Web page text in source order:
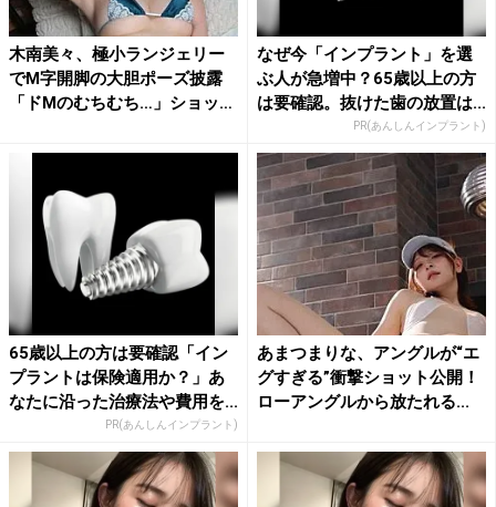
木南美々、極小ランジェリー
でM字開脚の大胆ポーズ披露
「ドMのむちむち…」ショッ
なぜ今「インプラント」を選
ぶ人が急増中？65歳以上の方
は要確認。抜けた歯の放置は...
PR(あんしんインプラント)
65歳以上の方は要確認「イン
プラントは保険適用か？」あ
なたに沿った治療法や費用を...
PR(あんしんインプラント)
あまつまりな、アングルが“エ
グすぎる”衝撃ショット公開！
ローアングルから放たれる...